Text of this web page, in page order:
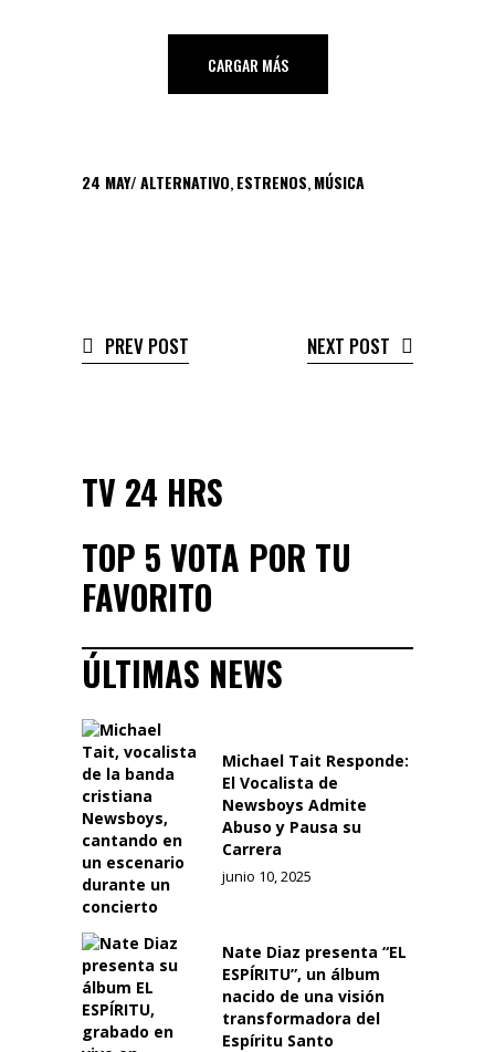
CARGAR MÁS
24 MAY ALTERNATIVO,ESTRENOS,MÚSICA
PREV POST NEXT POST
TV 24 HRS
TOP 5 VOTA POR TU
FAVORITO
ÚLTIMAS NEWS
Michael Tait Responde:
El Vocalista de
Newsboys Admite
Abuso y Pausa su
Carrera
junio 10, 2025
Nate Diaz presenta “EL
ESPÍRITU”, un álbum
nacido de una visión
transformadora del
Espíritu Santo